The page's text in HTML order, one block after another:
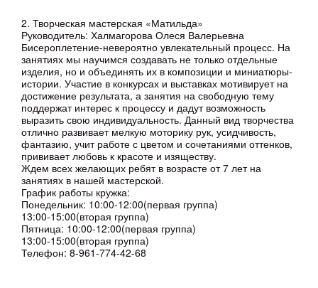
2. Творческая мастерская «Матильда»
Руководитель: Халмагорова Олеся Валерьевна
Бисероплетение-невероятно увлекательный процесс. На
занятиях мы научимся создавать не только отдельные
изделия, но и объединять их в композиции и миниатюры-
истории. Участие в конкурсах и выставках мотивирует на
достижение результата, а занятия на свободную тему
поддержат интерес к процессу и дадут возможность
выразить свою индивидуальность. Данный вид творчества
отлично развивает мелкую моторику рук, усидчивость,
фантазию, учит работе с цветом и сочетаниями оттенков,
прививает любовь к красоте и изяществу.
Ждем всех желающих ребят в возрасте от 7 лет на
занятиях в нашей мастерской.
График работы кружка:
Понедельник: 10:00-12:00(первая группа)
13:00-15:00(вторая группа)
Пятница: 10:00-12:00(первая группа)
13:00-15:00(вторая группа)
Телефон: 8-961-774-42-68